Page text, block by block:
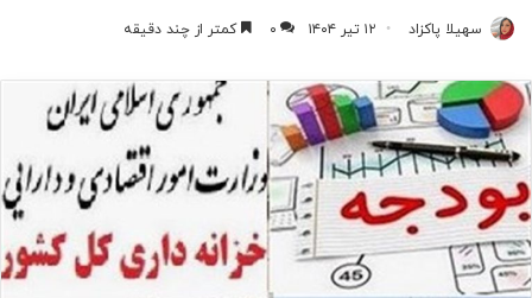
سهیلا پاکزاد ۱۲ تیر ۱۴۰۴ ۰ کمتر از چند دقیقه